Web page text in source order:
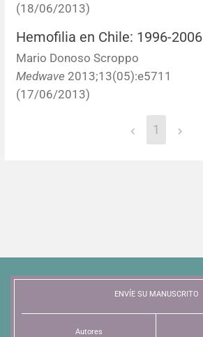
(18/06/2013)
Hemofilia en Chile: 1996-2006
Mario Donoso Scroppo
Medwave 2013;13(05):e5711
(17/06/2013)
1
ENVÍE SU MANUSCRITO
Autores